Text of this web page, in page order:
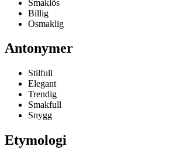
Smaklös
Billig
Osmaklig
Antonymer
Stilfull
Elegant
Trendig
Smakfull
Snygg
Etymologi